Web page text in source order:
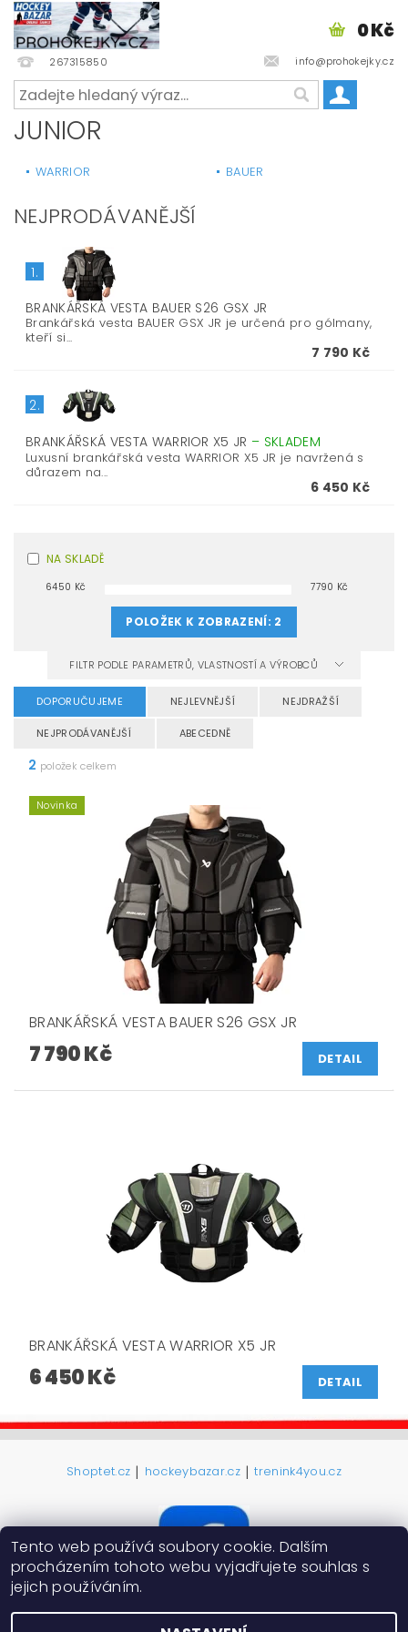
267315850 info@prohokejky.cz
0 Kč
JUNIOR
WARRIOR BAUER
NEJPRODÁVANĚJŠÍ
1.
BRANKÁŘSKÁ VESTA BAUER S26 GSX JR
Brankářská vesta BAUER GSX JR je určená pro gólmany,
kteří si...
7 790 Kč
2.
BRANKÁŘSKÁ VESTA WARRIOR X5 JR – SKLADEM
Luxusní brankářská vesta WARRIOR X5 JR je navržená s
důrazem na...
6 450 Kč
NA SKLADĚ
6450 Kč 7790 Kč
POLOŽEK K ZOBRAZENÍ: 2
FILTR PODLE PARAMETRŮ, VLASTNOSTÍ A VÝROBCŮ
DOPORUČUJEME NEJLEVNĚJŠÍ NEJDRAŽŠÍ
NEJPRODÁVANĚJŠÍ ABECEDNĚ
2 položek celkem
Novinka
BRANKÁŘSKÁ VESTA BAUER S26 GSX JR
7 790 Kč DETAIL
BRANKÁŘSKÁ VESTA WARRIOR X5 JR
6 450 Kč DETAIL
Shoptet.cz | hockeybazar.cz | trenink4you.cz
Tento web používá soubory cookie. Dalším
procházením tohoto webu vyjadřujete souhlas s
jejich používáním.